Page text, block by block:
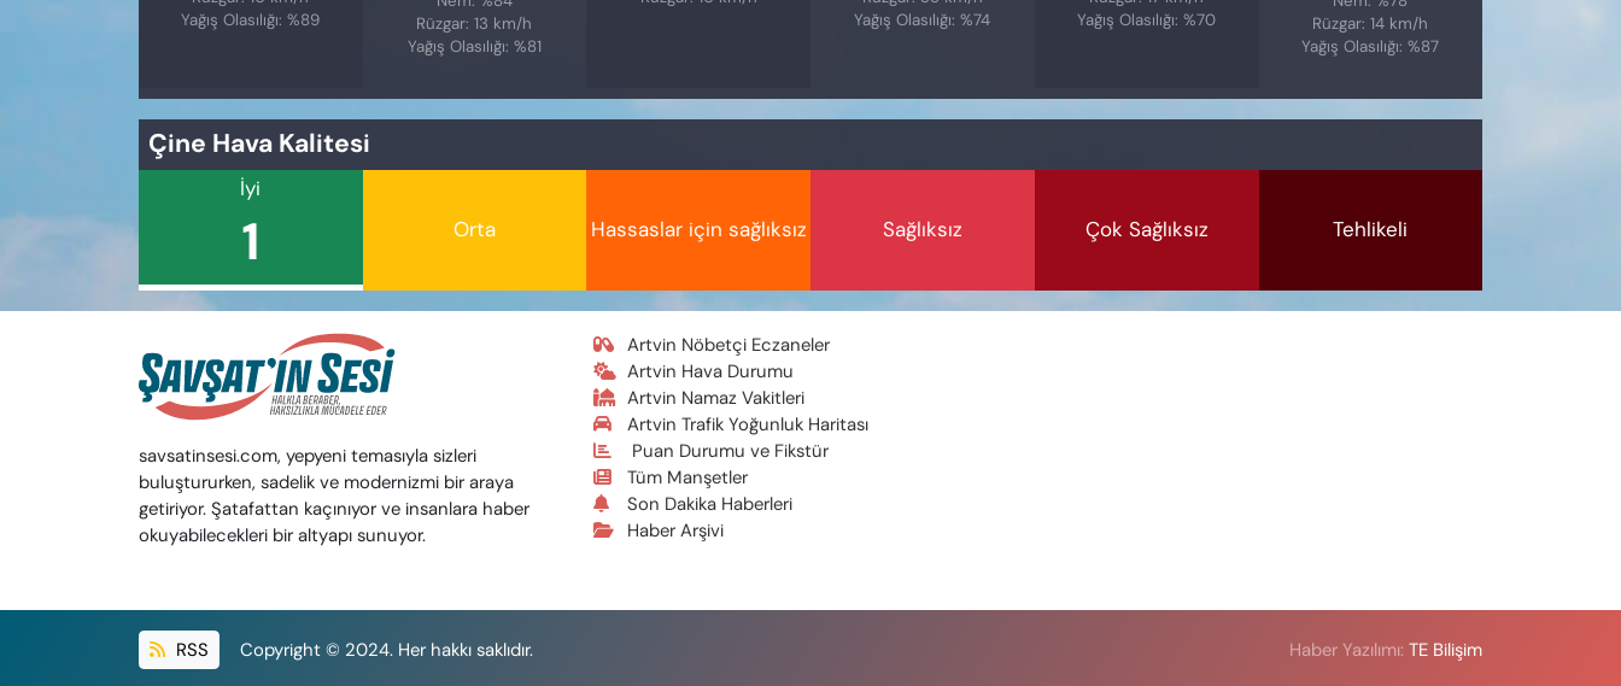
Yağış Olasılığı: %89
Rüzgar: 13 km/h
Yağış Olasılığı: %81
Yağış Olasılığı: %74
Yağış Olasılığı: %70
Rüzgar: 14 km/h
Yağış Olasılığı: %87
Çine Hava Kalitesi
İyi
1 Orta Hassaslar için sağlıksız Sağlıksız Çok Sağlıksız Tehlikeli
savsatinsesi.com, yepyeni temasıyla sizleri
buluştururken, sadelik ve modernizmi bir araya
getiriyor. Şatafattan kaçınıyor ve insanlara haber
okuyabilecekleri bir altyapı sunuyor.
Artvin Nöbetçi Eczaneler
Artvin Hava Durumu
Artvin Namaz Vakitleri
Artvin Trafik Yoğunluk Haritası
Puan Durumu ve Fikstür
Tüm Manşetler
Son Dakika Haberleri
Haber Arşivi
RSS Copyright © 2024. Her hakkı saklıdır. Haber Yazılımı:TE Bilişim